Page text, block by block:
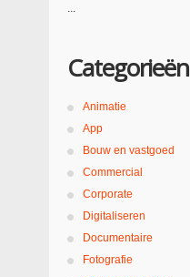
...
Categorieën
Animatie
App
Bouw en vastgoed
Commercial
Corporate
Digitaliseren
Documentaire
Fotografie